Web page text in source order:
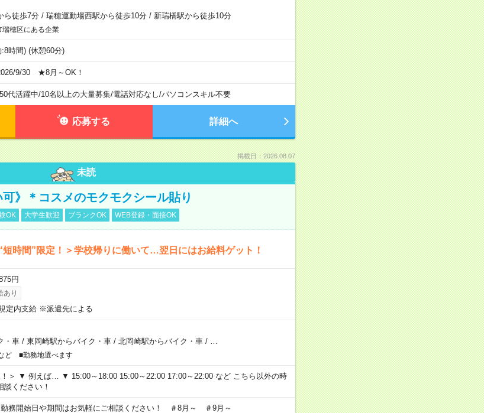
ら徒歩7分/ 瑞穂運動場西駅から徒歩10分/ 新瑞橋駅から徒歩10分
穂区にある企業
時間) (休憩60分)
9/30 ★8月～OK！
代活躍中/10名以上の大量募集/電話対応なし/パソコンスキル不要
応募する 詳細へ
掲載日：2026.08.07
未読
可》＊コスメのモクモクシール貼り
OK 大学生歓迎 ブランクOK WEB登録・面接OK
短時間”限定！＞学校帰りに働いて…翌日にはお給料ゲット！
円
あり
定内支給 ※派遣先による
・車/ 東岡崎駅からバイク・車/ 北岡崎駅からバイク・車/ …
ど ■勤務地選べます
！＞ ▼ 例えば… ▼ 15:00～18:00 15:00～22:00 17:00～22:00 など こちら以外の時
談ください！
務開始日や期間はお気軽にご相談ください！ ＃8月～ ＃9月～